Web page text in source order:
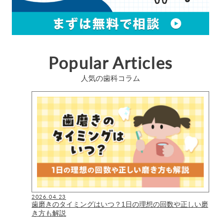
Popular Articles
人気の歯科コラム
2026.04.23
歯磨きのタイミングはいつ？1日の理想の回数や正しい磨
き方も解説